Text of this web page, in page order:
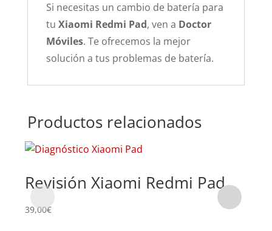
Si necesitas un cambio de batería para
tu Xiaomi Redmi Pad, ven a Doctor
Móviles. Te ofrecemos la mejor
solución a tus problemas de batería.
Productos relacionados
Revisión Xiaomi Redmi Pad
39,00€